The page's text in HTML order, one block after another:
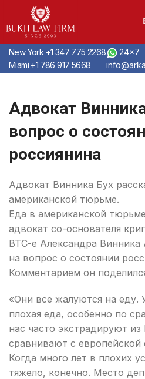
New York +1 347 775 2268
Miami +1 786 917 5668
24x7
Адвокат
вопрос о
россиянина
Адвокат Винника Бух
американской тюрьме.
Еда в американской
адвокат со-основателя
BTC-e Александра Винника
на вопрос о состоянии
Комментарием он
«Они все жалуются на еду.
плохая еда, особенно по
нас часто экстрадируют
сравнивают с
Когда много лет в плохих
тяжело, конечно. Место